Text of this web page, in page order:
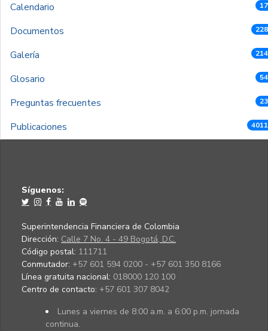
Calendario
Documentos
Galería
Glosario
Preguntas frecuentes
Publicaciones
Síguenos:
Superintendencia Financiera de Colombia
Dirección: Calle 7 No. 4 - 49 Bogotá, D.C.
Código postal: 111711
Conmutador: +57 601 594 0200 - +57 601 350 8166
Línea gratuita nacional: 018000 120 100
Centro de contacto: +57 601 307 8042
Lunes a viernes de 8:00 a.m. a 6:00 p.m. jornada
continua.